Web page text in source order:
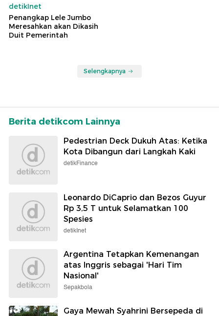
detikInet
Penangkap Lele Jumbo
Meresahkan akan Dikasih
Duit Pemerintah
Selengkapnya
Berita detikcom Lainnya
Pedestrian Deck Dukuh Atas: Ketika
Kota Dibangun dari Langkah Kaki
detikFinance
Leonardo DiCaprio dan Bezos Guyur
Rp 3,5 T untuk Selamatkan 100
Spesies
detikInet
Argentina Tetapkan Kemenangan
atas Inggris sebagai 'Hari Tim
Nasional'
Sepakbola
Gaya Mewah Syahrini Bersepeda di